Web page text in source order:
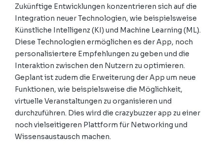
Zukünftige Entwicklungen konzentrieren sich auf die
Integration neuer Technologien, wie beispielsweise
Künstliche Intelligenz (KI) und Machine Learning (ML).
Diese Technologien ermöglichen es der App, noch
personalisiertere Empfehlungen zu geben und die
Interaktion zwischen den Nutzern zu optimieren.
Geplant ist zudem die Erweiterung der App um neue
Funktionen, wie beispielsweise die Möglichkeit,
virtuelle Veranstaltungen zu organisieren und
durchzuführen. Dies wird die crazybuzzer app zu einer
noch vielseitigeren Plattform für Networking und
Wissensaustausch machen.